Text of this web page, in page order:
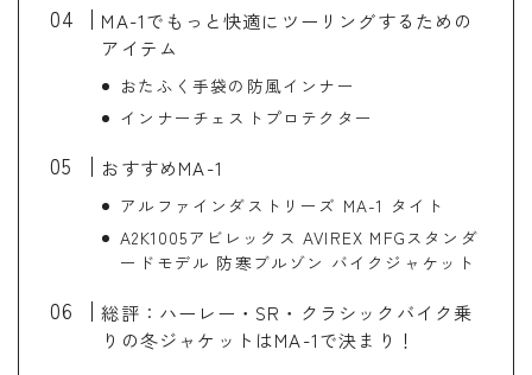
MA-1でもっと快適にツーリングするための
アイテム
おたふく手袋の防風インナー
インナーチェストプロテクター
おすすめMA-1
アルファインダストリーズ MA-1 タイト
A2K1005アビレックス AVIREX MFGスタンダ
ードモデル 防寒ブルゾン バイクジャケット
総評：ハーレー・SR・クラシックバイク乗
りの冬ジャケットはMA-1で決まり！